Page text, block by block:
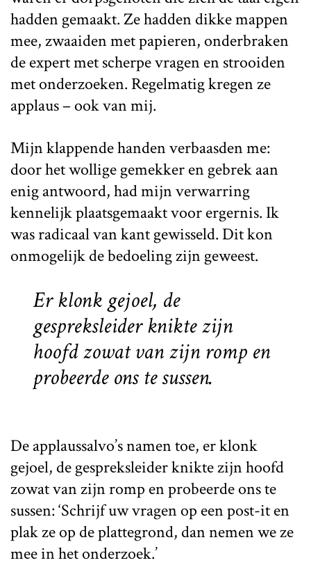
hadden gemaakt. Ze hadden dikke mappen
mee, zwaaiden met papieren, onderbraken
de expert met scherpe vragen en strooiden
met onderzoeken. Regelmatig kregen ze
applaus – ook van mij.
Mijn klappende handen verbaasden me:
door het wollige gemekker en gebrek aan
enig antwoord, had mijn verwarring
kennelijk plaatsgemaakt voor ergernis. Ik
was radicaal van kant gewisseld. Dit kon
onmogelijk de bedoeling zijn geweest.
Er klonk gejoel, de
gespreksleider knikte zijn
hoofd zowat van zijn romp en
probeerde ons te sussen.
De applaussalvo’s namen toe, er klonk
gejoel, de gespreksleider knikte zijn hoofd
zowat van zijn romp en probeerde ons te
sussen: ‘Schrijf uw vragen op een post-it en
plak ze op de plattegrond, dan nemen we ze
mee in het onderzoek.’